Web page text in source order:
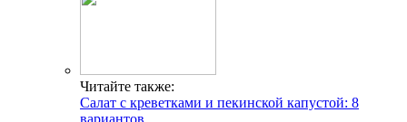
Читайте также:
Салат с креветками и пекинской капустой: 8